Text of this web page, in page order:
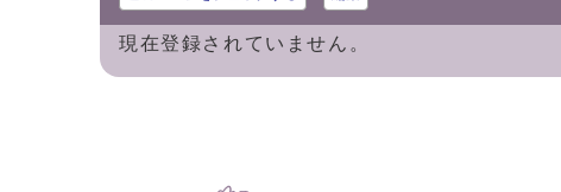
現在登録されていません。